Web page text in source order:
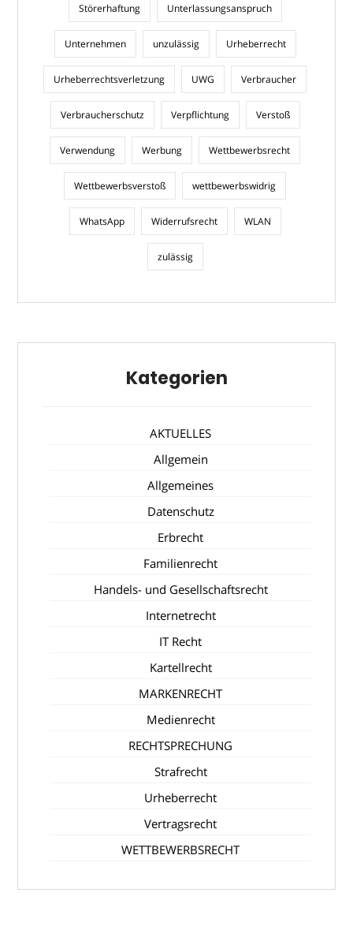
Störerhaftung Unterlassungsanspruch
Unternehmen unzulässig Urheberrecht
Urheberrechtsverletzung UWG Verbraucher
Verbraucherschutz Verpflichtung Verstoß
Verwendung Werbung Wettbewerbsrecht
Wettbewerbsverstoß wettbewerbswidrig
WhatsApp Widerrufsrecht WLAN
zulässig
Kategorien
AKTUELLES
Allgemein
Allgemeines
Datenschutz
Erbrecht
Familienrecht
Handels- und Gesellschaftsrecht
Internetrecht
IT Recht
Kartellrecht
MARKENRECHT
Medienrecht
RECHTSPRECHUNG
Strafrecht
Urheberrecht
Vertragsrecht
WETTBEWERBSRECHT